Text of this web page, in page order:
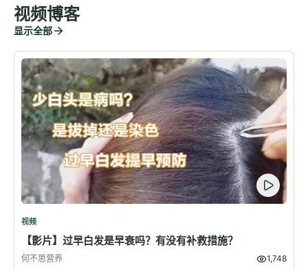
视频博客
显示全部
视频
【影片】过早白发是早衰吗？有没有补救措施？
何不思营养 1,748